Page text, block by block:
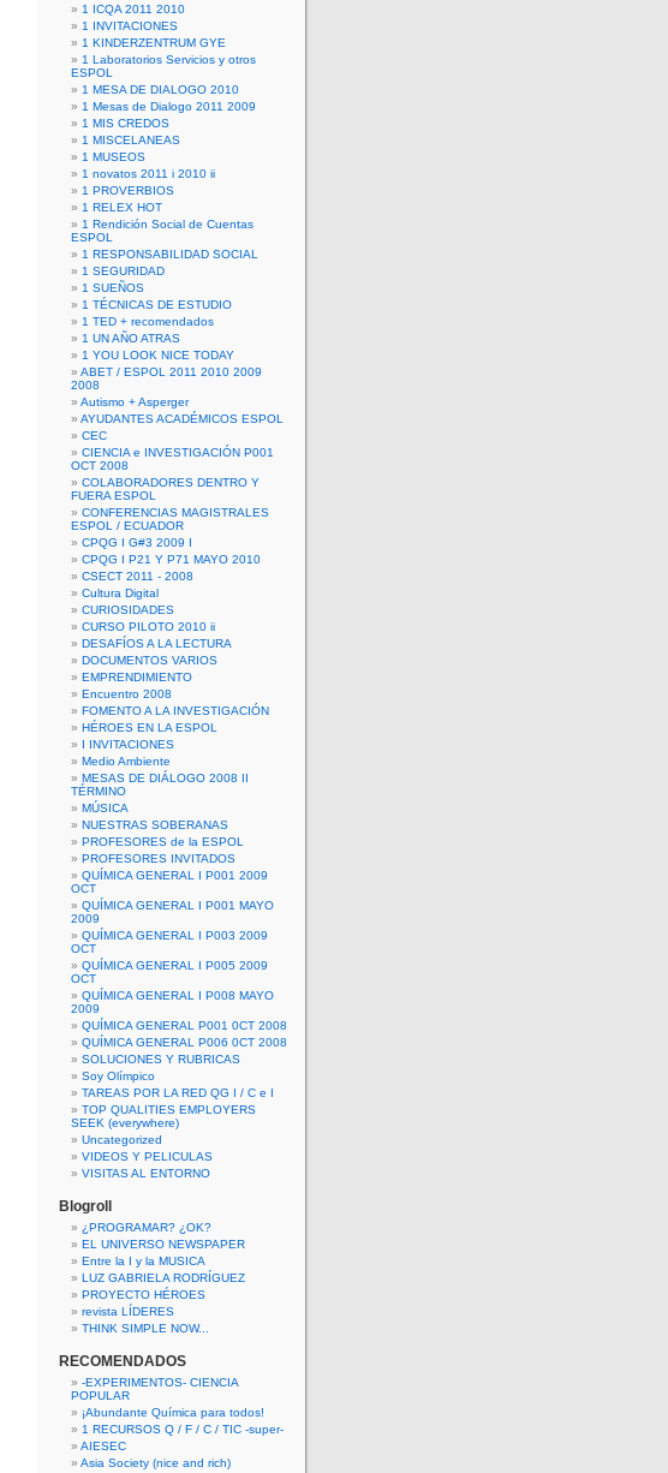
1 ICQA 2011 2010
1 INVITACIONES
1 KINDERZENTRUM GYE
1 Laboratorios Servicios y otros
ESPOL
1 MESA DE DIALOGO 2010
1 Mesas de Dialogo 2011 2009
1 MIS CREDOS
1 MISCELANEAS
1 MUSEOS
1 novatos 2011 i 2010 ii
1 PROVERBIOS
1 RELEX HOT
1 Rendición Social de Cuentas
ESPOL
1 RESPONSABILIDAD SOCIAL
1 SEGURIDAD
1 SUEÑOS
1 TÉCNICAS DE ESTUDIO
1 TED + recomendados
1 UN AÑO ATRAS
1 YOU LOOK NICE TODAY
ABET / ESPOL 2011 2010 2009
2008
Autismo + Asperger
AYUDANTES ACADÉMICOS ESPOL
CEC
CIENCIA e INVESTIGACIÓN P001
OCT 2008
COLABORADORES DENTRO Y
FUERA ESPOL
CONFERENCIAS MAGISTRALES
ESPOL / ECUADOR
CPQG I G#3 2009 I
CPQG I P21 Y P71 MAYO 2010
CSECT 2011 - 2008
Cultura Digital
CURIOSIDADES
CURSO PILOTO 2010 ii
DESAFÍOS A LA LECTURA
DOCUMENTOS VARIOS
EMPRENDIMIENTO
Encuentro 2008
FOMENTO A LA INVESTIGACIÓN
HÉROES EN LA ESPOL
I INVITACIONES
Medio Ambiente
MESAS DE DIÁLOGO 2008 II
TÉRMINO
MÚSICA
NUESTRAS SOBERANAS
PROFESORES de la ESPOL
PROFESORES INVITADOS
QUÍMICA GENERAL I P001 2009
OCT
QUÍMICA GENERAL I P001 MAYO
2009
QUÍMICA GENERAL I P003 2009
OCT
QUÍMICA GENERAL I P005 2009
OCT
QUÍMICA GENERAL I P008 MAYO
2009
QUÍMICA GENERAL P001 0CT 2008
QUÍMICA GENERAL P006 0CT 2008
SOLUCIONES Y RUBRICAS
Soy Olímpico
TAREAS POR LA RED QG I / C e I
TOP QUALITIES EMPLOYERS
SEEK (everywhere)
Uncategorized
VIDEOS Y PELICULAS
VISITAS AL ENTORNO
Blogroll
¿PROGRAMAR? ¿OK?
EL UNIVERSO NEWSPAPER
Entre la I y la MUSICA
LUZ GABRIELA RODRÍGUEZ
PROYECTO HÉROES
revista LÍDERES
THINK SIMPLE NOW...
RECOMENDADOS
-EXPERIMENTOS- CIENCIA
POPULAR
¡Abundante Química para todos!
1 RECURSOS Q / F / C / TIC -super-
AIESEC
Asia Society (nice and rich)